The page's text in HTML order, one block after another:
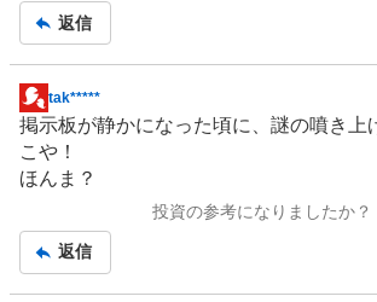
返信
掲
示
板
記
tak*****
掲示板が静かになった頃に、謎の噴き上
こや！
ほんま？
投資の参考になりましたか？
返信